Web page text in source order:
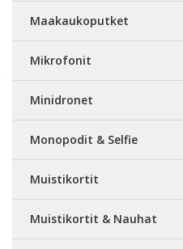
Maakaukoputket
Mikrofonit
Minidronet
Monopodit & Selfie
Muistikortit
Muistikortit & Nauhat